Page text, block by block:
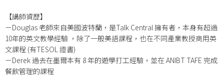
【講師資歷】
－Douglas 老師來自美國波特蘭，是Talk Central 擁有者，本身有超過
10年的英文教學經驗 ，除了一般美語課程，也在不同產業教授商用英
文課程 (有TESOL 證書)
－Derek 過去在墨爾本有 8 年的遊學打工經驗，並在 ANIBT TAFE 完成
餐飲管理的課程